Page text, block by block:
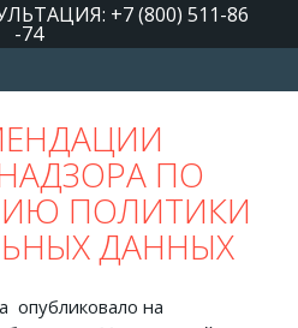
+7 (800) 511-86
-74
ПО
ПОЛИТИКИ
ДАННЫХ
опубликовало на